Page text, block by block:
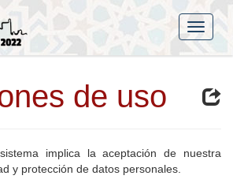
de uso
implica la aceptación de nuestra
y protección de datos personales.